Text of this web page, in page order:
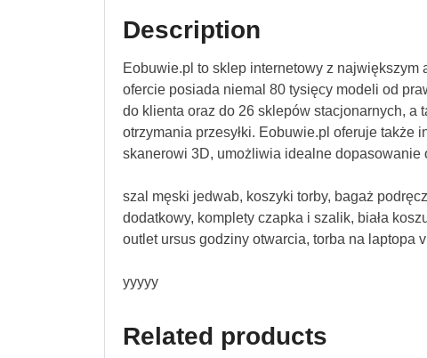
Description
Eobuwie.pl to sklep internetowy z
ofercie posiada niemal 80 tysięcy modeli od
do klienta oraz do 26 sklepów stacjonarnych, a
otrzymania przesyłki. Eobuwie.pl oferuje także
skanerowi 3D, umożliwia idealne dopasowanie
szal męski jedwab, koszyki torby, bagaż
dodatkowy, komplety czapka i szalik, biała
outlet ursus godziny otwarcia, torba na laptopa
yyyyy
Related products